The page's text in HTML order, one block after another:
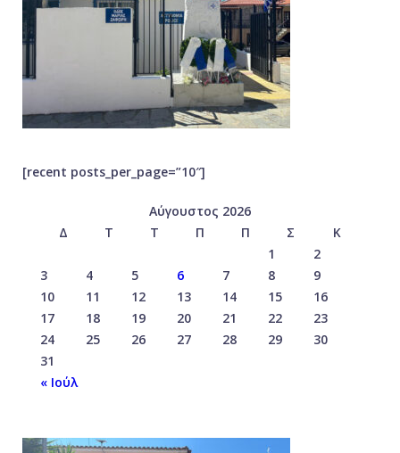
[recent posts_per_page=”10″]
Αύγουστος 2026
Δ
Τ Τ Π Π Σ
Κ
1
2
3
4 5 6 7 8
9
10
11 12 13 14 15
16
17
18 19 20 21 22
23
24
25 26 27 28 29
30
31
« Ιούλ